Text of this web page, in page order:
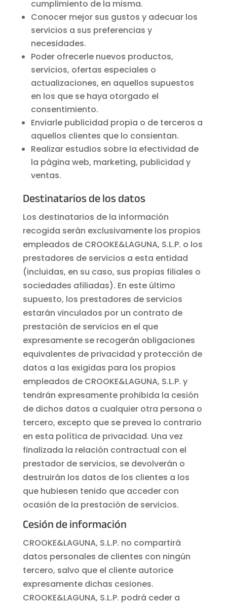
cumplimiento de la misma.
Conocer mejor sus gustos y adecuar los
servicios a sus preferencias y
necesidades.
Poder ofrecerle nuevos productos,
servicios, ofertas especiales o
actualizaciones, en aquellos supuestos
en los que se haya otorgado el
consentimiento.
Enviarle publicidad propia o de terceros a
aquellos clientes que lo consientan.
Realizar estudios sobre la efectividad de
la página web, marketing, publicidad y
ventas.
Destinatarios de los datos
Los destinatarios de la información
recogida serán exclusivamente los propios
empleados de CROOKE&LAGUNA, S.L.P. o los
prestadores de servicios a esta entidad
(incluidas, en su caso, sus propias filiales o
sociedades afiliadas). En este último
supuesto, los prestadores de servicios
estarán vinculados por un contrato de
prestación de servicios en el que
expresamente se recogerán obligaciones
equivalentes de privacidad y protección de
datos a las exigidas para los propios
empleados de CROOKE&LAGUNA, S.L.P. y
tendrán expresamente prohibida la cesión
de dichos datos a cualquier otra persona o
tercero, excepto que se prevea lo contrario
en esta política de privacidad. Una vez
finalizada la relación contractual con el
prestador de servicios, se devolverán o
destruirán los datos de los clientes a los
que hubiesen tenido que acceder con
ocasión de la prestación de servicios.
Cesión de información
CROOKE&LAGUNA, S.L.P. no compartirá
datos personales de clientes con ningún
tercero, salvo que el cliente autorice
expresamente dichas cesiones.
CROOKE&LAGUNA, S.L.P. podrá ceder a